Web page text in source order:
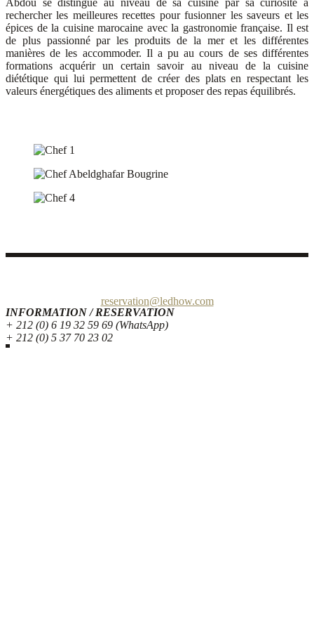
Abdou se distingue au niveau de sa cuisine par sa curiosité à
rechercher les meilleures recettes pour fusionner les saveurs et les
épices de la cuisine marocaine avec la gastronomie française. Il est
de plus passionné par les produits de la mer et les différentes
manières de les accommoder. Il a pu au cours de ses différentes
formations acquérir un certain savoir au niveau de la cuisine
diététique qui lui permettent de créer des plats en respectant les
valeurs énergétiques des aliments et proposer des repas équilibrés.
reservation@ledhow.com
INFORMATION / RESERVATION
+ 212 (0) 6 19 32 59 69 (WhatsApp)
+ 212 (0) 5 37 70 23 02